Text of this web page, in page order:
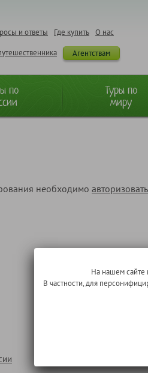
О нас
Где купить
и ответы
Агентствам
по
Туры по
миру
необходимо
На нашем сайте
В частности, для